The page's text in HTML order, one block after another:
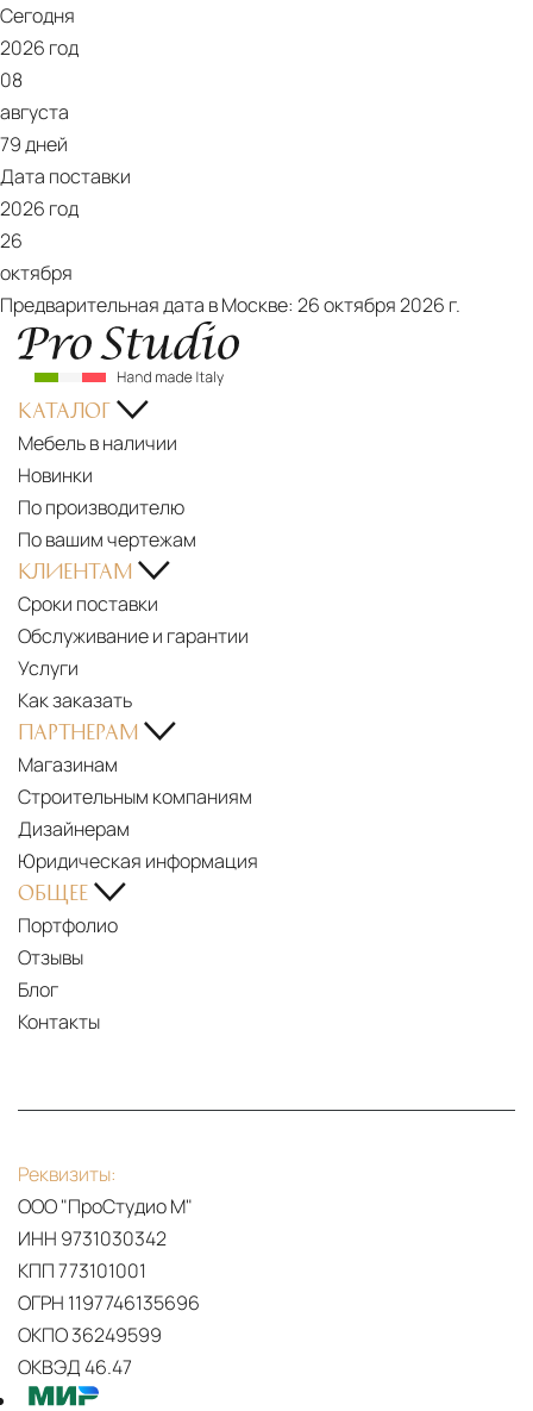
Сегодня
2026 год
08
августа
79 дней
Дата поставки
2026 год
26
октября
Предварительная дата в Москве: 26 октября 2026 г.
КАТАЛОГ
Мебель в наличии
Новинки
По производителю
По вашим чертежам
КЛИЕНТАМ
Сроки поставки
Обслуживание и гарантии
Услуги
Как заказать
ПАРТНЕРАМ
Магазинам
Строительным компаниям
Дизайнерам
Юридическая информация
ОБЩЕЕ
Портфолио
Отзывы
Блог
Контакты
Реквизиты:
ООО "ПроСтудио М"
ИНН 9731030342
КПП 773101001
ОГРН 1197746135696
ОКПО 36249599
ОКВЭД 46.47